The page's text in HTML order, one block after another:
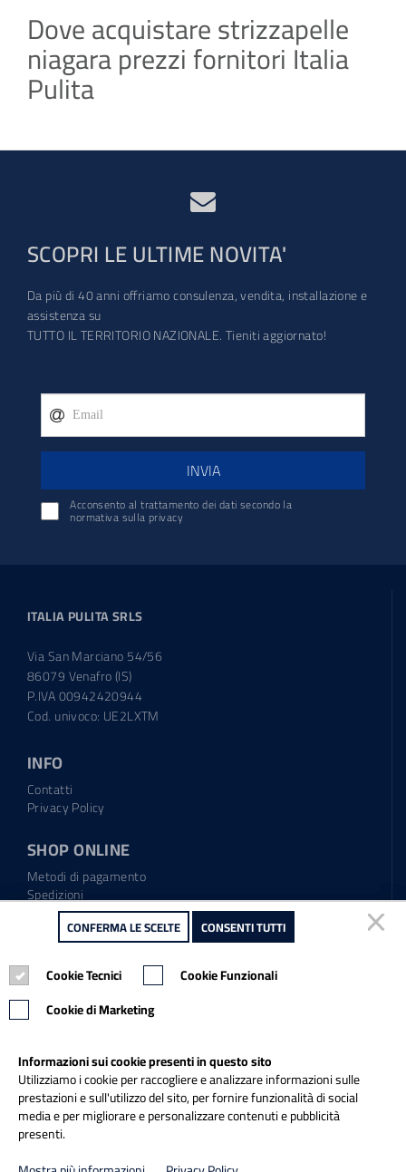
Dove acquistare strizzapelle
niagara prezzi fornitori Italia
Pulita
SCOPRI LE ULTIME NOVITA'
Da più di 40 anni offriamo consulenza, vendita, installazione e
assistenza su
TUTTO IL TERRITORIO NAZIONALE. Tieniti aggiornato!
INVIA
Acconsento al trattamento dei dati secondo la
normativa sulla privacy
ITALIA PULITA SRLS
Via San Marciano 54/56
86079 Venafro (IS)
P.IVA 00942420944
Cod. univoco: UE2LXTM
INFO
Contatti
Privacy Policy
SHOP ONLINE
Metodi di pagamento
Spedizioni
Regolamento garanzia
Diritto di recesso
Tel.: 0865.904373
Email:info@italiapulitasrl.it
CONFERMA LE SCELTE CONSENTI TUTTI
Cookie Tecnici
Cookie Funzionali
Cookie di Marketing
Informazioni sui cookie presenti in questo sito
Utilizziamo i cookie per raccogliere e analizzare informazioni sulle
prestazioni e sull'utilizzo del sito, per fornire funzionalità di social
media e per migliorare e personalizzare contenuti e pubblicità
presenti.
CONFERMA LE SCELTE CONSENTI TUTTI
Cookie Tecnici
Cookie Funzionali
Cookie di Marketing
Informazioni sui cookie presenti in questo sito
Utilizziamo i cookie per raccogliere e analizzare informazioni sulle
prestazioni e sull'utilizzo del sito, per fornire funzionalità di social
media e per migliorare e personalizzare contenuti e pubblicità
presenti.